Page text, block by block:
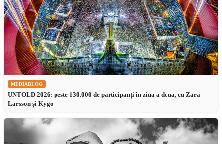
MEDIABLOG
UNTOLD 2026: peste 130.000 de participanți în ziua a doua, cu Zara
Larsson și Kygo